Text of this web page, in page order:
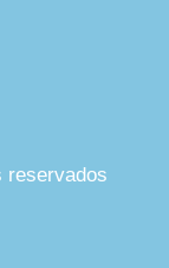
reservados